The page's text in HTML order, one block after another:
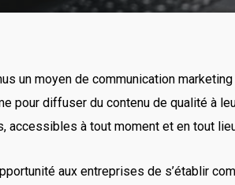
un moyen de communication
pour diffuser du contenu de qualité à
accessibles à tout moment et en tout
aux entreprises de s’établir